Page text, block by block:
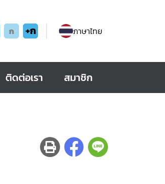
ก +ก ภาษาไทย
ติดต่อเรา สมาชิก